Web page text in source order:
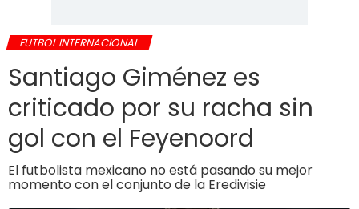
FUTBOL INTERNACIONAL
Santiago Giménez es
criticado por su racha sin
gol con el Feyenoord
El futbolista mexicano no está pasando su mejor
momento con el conjunto de la Eredivisie